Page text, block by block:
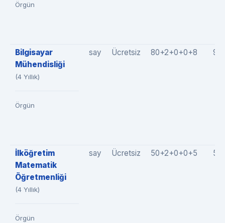
Örgün
Bilgisayar
Mühendisliği
(4 Yıllık)
Örgün
say Ücretsiz 80+2+0+0+8
İlköğretim
Matematik
Öğretmenliği
(4 Yıllık)
Örgün
say Ücretsiz 50+2+0+0+5